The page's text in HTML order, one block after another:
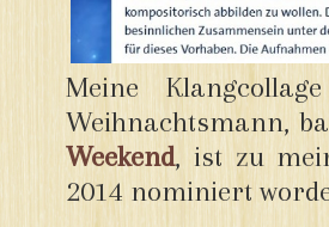
Meine
Weihnachtsmann,
Weekend, ist zu
2014 nominiert